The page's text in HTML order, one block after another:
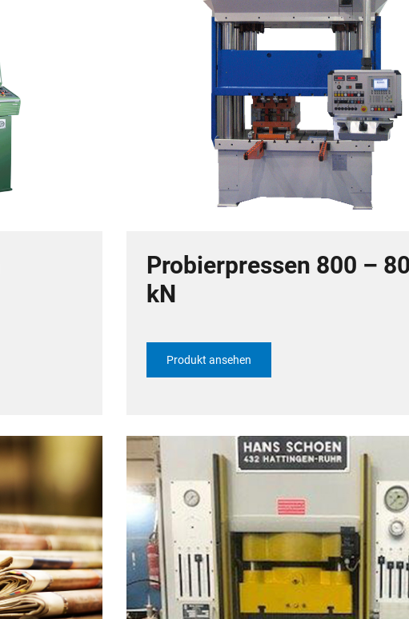
Probierpressen 800 –
kN
Produkt ansehen